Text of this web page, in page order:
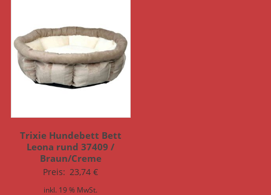
Trixie Hundebett Bett
Leona rund 37409 /
Braun/Creme
Preis: 23,74€
inkl. 19 % MwSt.